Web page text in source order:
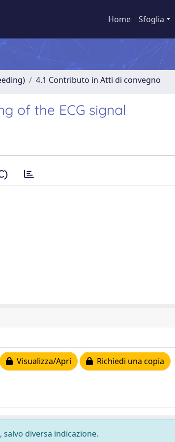
Home Sfoglia
4.1 Contributo in Atti di convegno
of the ECG signal
Visualizza/Apri Richiedi una copia
diversa indicazione.